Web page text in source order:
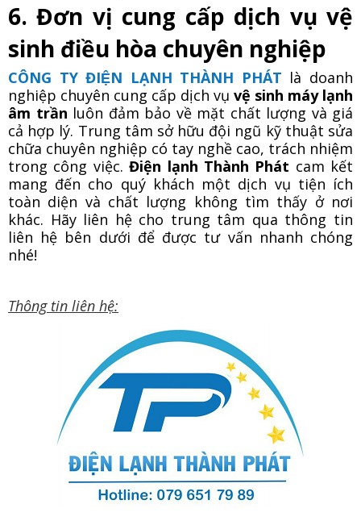
6. Đơn vị cung cấp dịch vụ vệ
sinh điều hòa chuyên nghiệp
CÔNG TY ĐIỆN LẠNH THÀNH PHÁT là doanh
nghiệp chuyên cung cấp dịch vụ vệ sinh máy lạnh
âm trần luôn đảm bảo về mặt chất lượng và giá
cả hợp lý. Trung tâm sở hữu đội ngũ kỹ thuật sửa
chữa chuyên nghiệp có tay nghề cao, trách nhiệm
trong công việc.Điện lạnh Thành Phát cam kết
mang đến cho quý khách một dịch vụ tiện ích
toàn diện và chất lượng không tìm thấy ở nơi
khác. Hãy liên hệ cho trung tâm qua thông tin
liên hệ bên dưới để được tư vấn nhanh chóng
nhé!
Thông tin liên hệ: